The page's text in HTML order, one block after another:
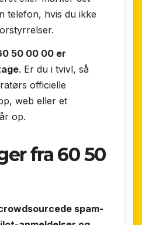
telefon, hvis du ikke
50 00 00 er
. Er du i tvivl, så
officielle
web eller et
op.
fra 60 50
spam-